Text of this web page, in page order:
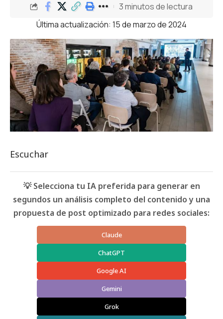
Última actualización: 15 de marzo de 2024
3 minutos de lectura
Escuchar
💡 Selecciona tu IA preferida para generar en
segundos un análisis completo del contenido y una
propuesta de post optimizado para redes sociales:
Claude
ChatGPT
Google AI
Gemini
Grok